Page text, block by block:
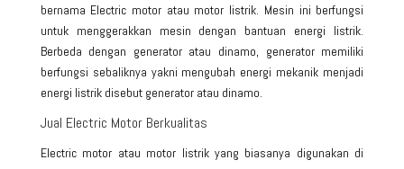
bernama Electric motor atau motor listrik. Mesin ini berfungsi
untuk menggerakkan mesin dengan bantuan energi listrik.
Berbeda dengan generator atau dinamo, generator memiliki
berfungsi sebaliknya yakni mengubah energi mekanik menjadi
energi listrik disebut generator atau dinamo.
Jual Electric Motor Berkualitas
Electric motor atau motor listrik yang biasanya digunakan di